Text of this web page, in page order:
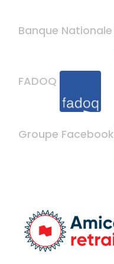
Banque Nationale
FADOQ
Groupe Facebook